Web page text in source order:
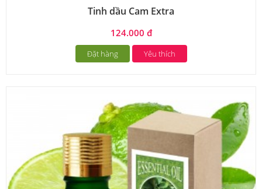
Tinh dầu Cam Extra
124.000 đ
Đặt hàng Yêu thích